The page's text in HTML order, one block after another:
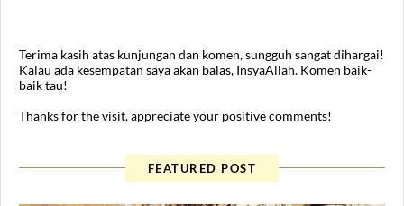
Terima kasih atas kunjungan dan komen, sungguh sangat dihargai!
Kalau ada kesempatan saya akan balas, InsyaAllah. Komen baik-
baik tau!
Thanks for the visit, appreciate your positive comments!
FEATURED POST